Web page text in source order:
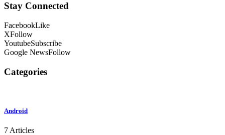
Stay Connected
FacebookLike
XFollow
YoutubeSubscribe
Google NewsFollow
Categories
Android
7 Articles